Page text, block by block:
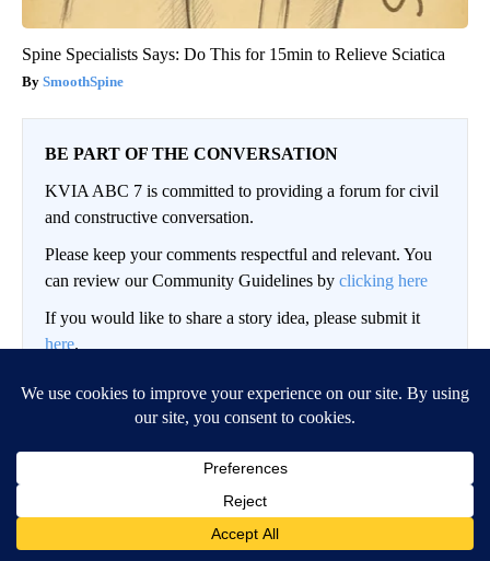
Spine Specialists Says: Do This for 15min to Relieve Sciatica
SmoothSpine
BE PART OF THE CONVERSATION
KVIA ABC 7 is committed to providing a forum for civil
and constructive conversation.
Please keep your comments respectful and relevant. You
can review our Community Guidelines by clicking here
If you would like to share a story idea, please submit it
here.
LOG IN